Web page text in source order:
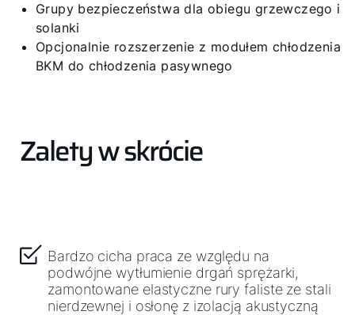
Grupy bezpieczeństwa dla obiegu grzewczego i
solanki
Opcjonalnie rozszerzenie z modułem chłodzenia
BKM do chłodzenia pasywnego
Zalety w skrócie
Bardzo cicha praca ze względu na
podwójne wytłumienie drgań sprężarki,
zamontowane elastyczne rury faliste ze stali
nierdzewnej i osłonę z izolacją akustyczną
Jak możemy Ci pomóc?
Zapisz się na szkolenie!